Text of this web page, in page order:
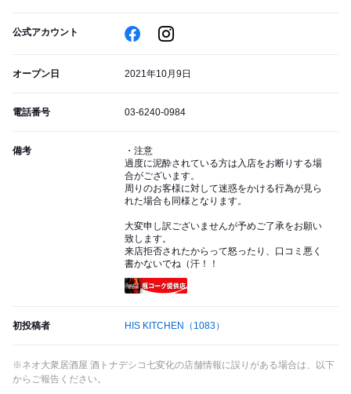
公式アカウント
オープン日 2021年10月9日
電話番号 03-6240-0984
備考
・注意
過度に泥酔されている方は入店をお断りする場
合がございます。
周りのお客様に対して迷惑をかける行為が見ら
れた場合も同様となります。
大変申し訳ございませんが予めご了承をお願い
致します。
来店拒否されたからって怒ったり、口コミ悪く
書かないでね（汗！！
初投稿者 HIS KITCHEN （1083）
※ネオ大衆居酒屋 酒トナデシコ七変化の店舗情報に誤りがある場合は、以下
からご報告ください。